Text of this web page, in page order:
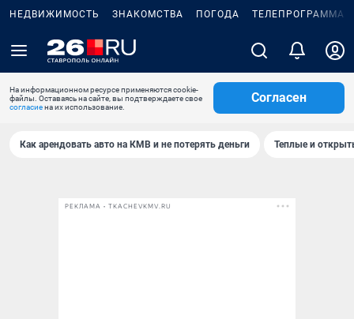
НЕДВИЖИМОСТЬ ЗНАКОМСТВА ПОГОДА ТЕЛЕПРОГРАММА
На информационном ресурсе применяются cookie-
файлы. Оставаясь на сайте, вы подтверждаете свое
согласиена их использование.
Согласен
Как арендовать авто на КМВ и не потерять деньги Теплые и
РЕКЛАМА • TKACHEVKMV.RU